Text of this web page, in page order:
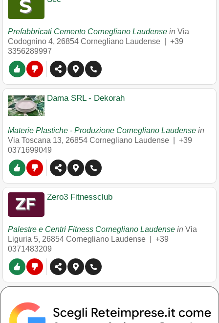
Prefabbricati Cemento Cornegliano Laudense in Via
Codognino 4, 26854 Cornegliano Laudense
+39
3356289997
Dama SRL - Dekorah
Materie Plastiche - Produzione Cornegliano Laudense in
Via Toscana 13, 26854 Cornegliano Laudense
+39
0371699049
Zero3 Fitnessclub
Palestre e Centri Fitness Cornegliano Laudense in Via
Liguria 5, 26854 Cornegliano Laudense
+39
0371483209